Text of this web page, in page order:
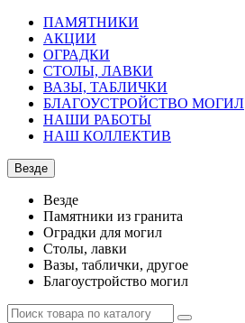
ПАМЯТНИКИ
АКЦИИ
ОГРАДКИ
СТОЛЫ, ЛАВКИ
ВАЗЫ, ТАБЛИЧКИ
БЛАГОУСТРОЙСТВО МОГИЛ
НАШИ РАБОТЫ
НАШ КОЛЛЕКТИВ
Везде
Везде
Памятники из гранита
Оградки для могил
Столы, лавки
Вазы, таблички, другое
Благоустройство могил